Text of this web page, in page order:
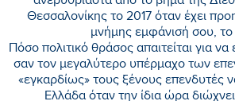
Θεσσαλονίκης το 2017 όταν έχει
μνήμης εμφάνισή σου, το
Πόσο πολιτικό θράσος απαιτείται για
σαν τον μεγαλύτερο υπέρμαχο των
«εγκαρδίως» τους ξένους επενδυτές
Ελλάδα όταν την ίδια ώρα